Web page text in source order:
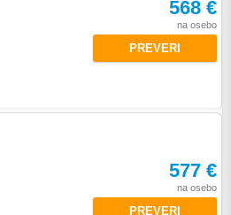
568 €
na osebo
PREVERI
577 €
na osebo
PREVERI